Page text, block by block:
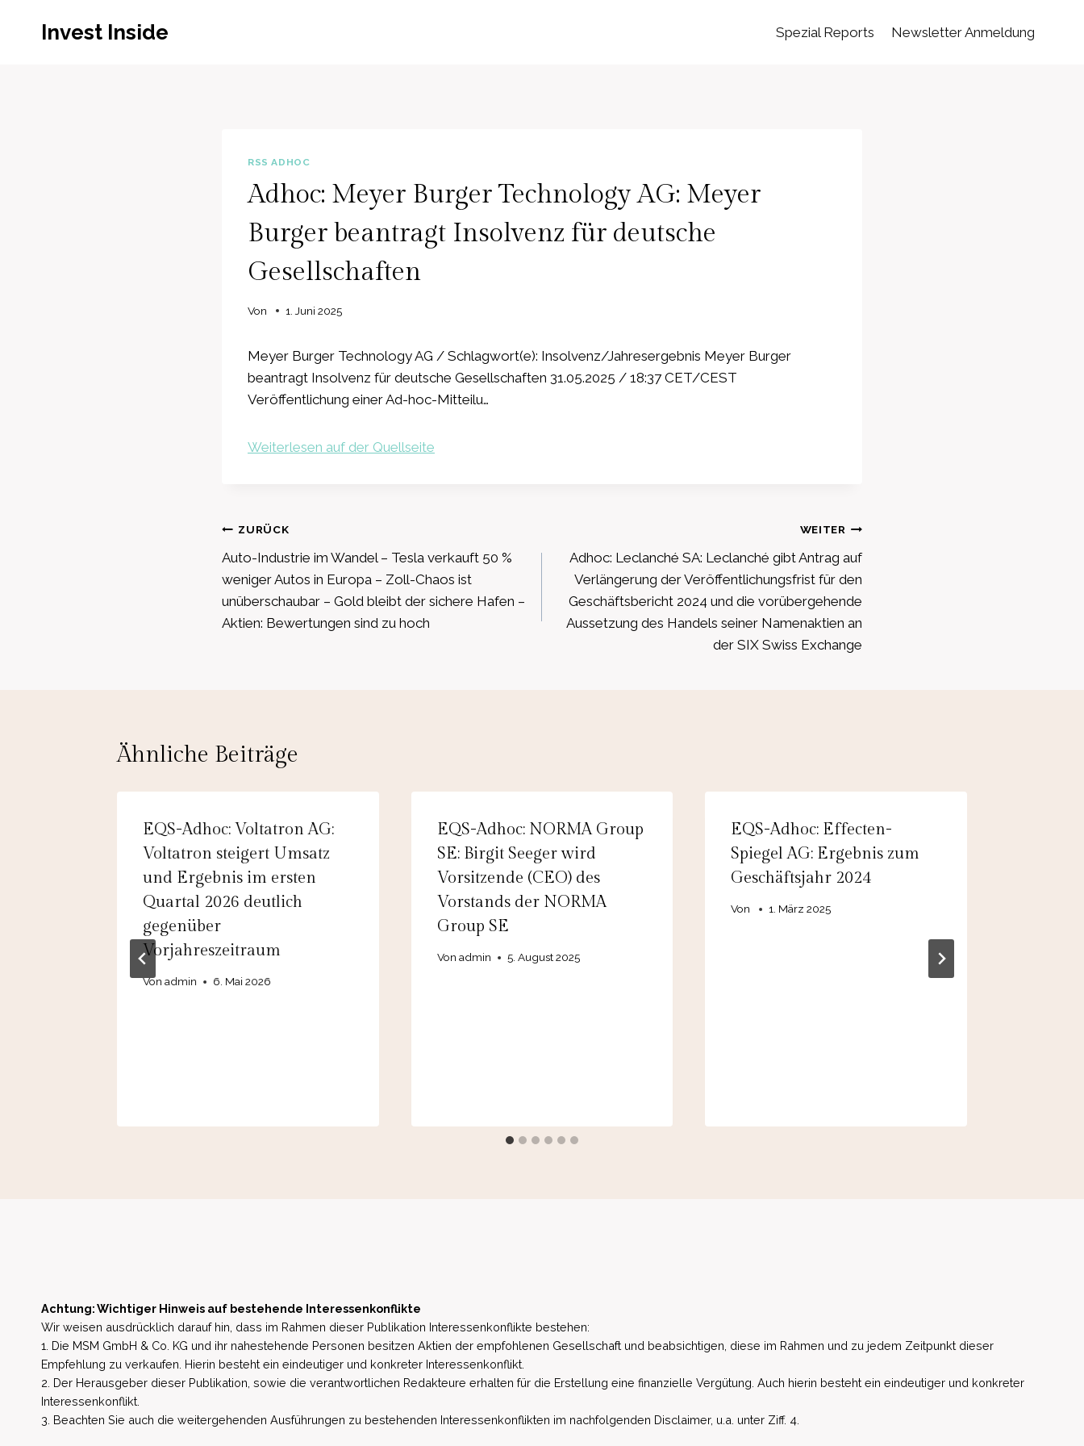
Invest Inside Spezial Reports Newsletter Anmeldung
RSS ADHOC
Adhoc: Meyer Burger Technology AG: Meyer
Burger beantragt Insolvenz für deutsche
Gesellschaften
Von 1. Juni 2025
Meyer Burger Technology AG / Schlagwort(e): Insolvenz/Jahresergebnis Meyer Burger
beantragt Insolvenz für deutsche Gesellschaften 31.05.2025 / 18:37 CET/CEST
Veröffentlichung einer Ad-hoc-Mitteilu…
Weiterlesen auf der Quellseite
Beitragsnavigation
ZURÜCK
Auto-Industrie im Wandel – Tesla verkauft 50 %
weniger Autos in Europa – Zoll-Chaos ist
unüberschaubar – Gold bleibt der sichere Hafen –
Aktien: Bewertungen sind zu hoch
WEITER
Adhoc: Leclanché SA: Leclanché gibt Antrag auf
Verlängerung der Veröffentlichungsfrist für den
Geschäftsbericht 2024 und die vorübergehende
Aussetzung des Handels seiner Namenaktien an
der SIX Swiss Exchange
Ähnliche Beiträge
EQS-Adhoc: Voltatron AG:
Voltatron steigert Umsatz
und Ergebnis im ersten
Quartal 2026 deutlich
gegenüber
Vorjahreszeitraum
Von admin 6. Mai 2026
EQS-Adhoc: NORMA Group
SE: Birgit Seeger wird
Vorsitzende (CEO) des
Vorstands der NORMA
Group SE
Von admin 5. August 2025
EQS-Adhoc: Effecten-
Spiegel AG: Ergebnis zum
Geschäftsjahr 2024
Von 1. März 2025
Achtung: Wichtiger Hinweis auf bestehende Interessenkonflikte
Wir weisen ausdrücklich darauf hin, dass im Rahmen dieser Publikation Interessenkonflikte bestehen:
1. Die MSM GmbH & Co. KG und ihr nahestehende Personen besitzen Aktien der empfohlenen Gesellschaft und beabsichtigen, diese im Rahmen und zu jedem Zeitpunkt dieser
Empfehlung zu verkaufen. Hierin besteht ein eindeutiger und konkreter Interessenkonflikt.
2. Der Herausgeber dieser Publikation, sowie die verantwortlichen Redakteure erhalten für die Erstellung eine finanzielle Vergütung. Auch hierin besteht ein eindeutiger und konkreter
Interessenkonflikt.
3. Beachten Sie auch die weitergehenden Ausführungen zu bestehenden Interessenkonflikten im nachfolgenden Disclaimer, u.a. unter Ziff. 4.